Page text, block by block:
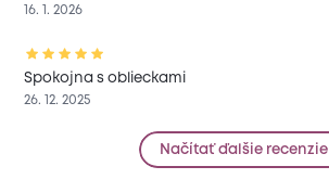
16. 1. 2026
Spokojna s oblieckami
26. 12. 2025
Načítať ďalšie recenzie